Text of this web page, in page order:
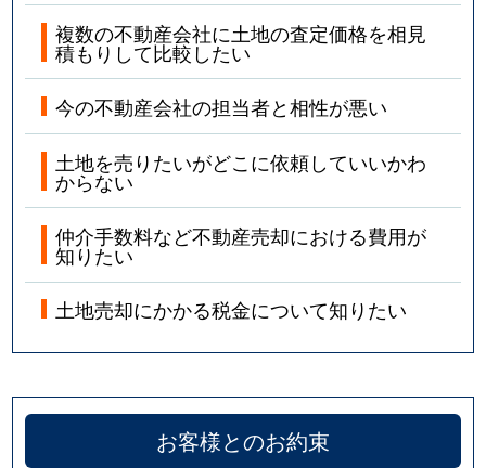
複数の不動産会社に土地の査定価格を相見
積もりして比較したい
今の不動産会社の担当者と相性が悪い
土地を売りたいがどこに依頼していいかわ
からない
仲介手数料など不動産売却における費用が
知りたい
土地売却にかかる税金について知りたい
お客様とのお約束